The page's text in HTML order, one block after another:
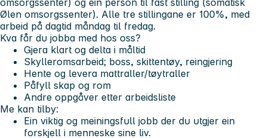
Ølen omsorgssenter). Alle tre stillingane er 100%, med
arbeid på dagtid måndag til fredag.
Kva får du jobba med hos oss?
Gjera klart og delta i måltid
Skylleromsarbeid; boss, skittentøy, reingjering
Hente og levera mattraller/tøytraller
Påfyll skap og rom
Andre oppgåver etter arbeidsliste
Me kan tilby:
Ein viktig og meiningsfull jobb der du utgjer ein
forskjell i menneske sine liv.